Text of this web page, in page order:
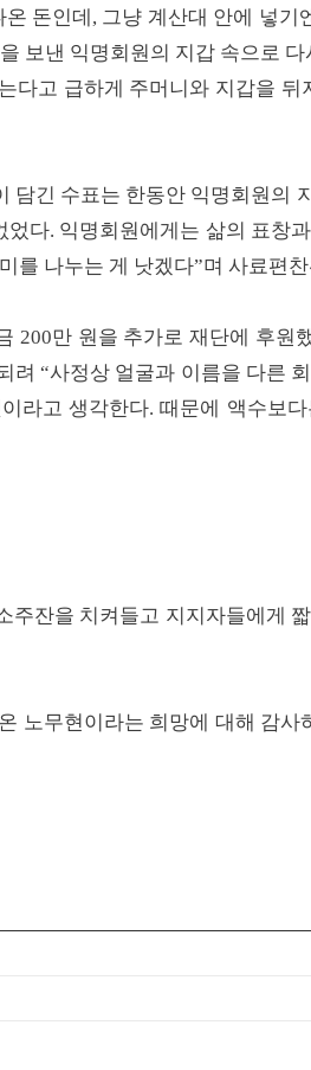
돈인데, 그냥 계산대 안에 넣
보낸 익명회원의 지갑 속으로
다고 급하게 주머니와 지갑을
담긴 수표는 한동안 익명회원의
다. 익명회원에게는 삶의 표창
를 나누는 게 낫겠다”며 사료편
200만 원을 추가로 재단에 후원
“사정상 얼굴과 이름을 다른
라고 생각한다. 때문에 액수보
주잔을 치켜들고 지지자들에게
노무현이라는 희망에 대해 감